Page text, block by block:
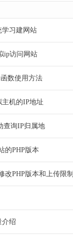
学习建网站
ip访问网站
数使用方法
主机的IP地址
查询IP归属地
的PHP版本
改PHP版本和上传限制
介绍